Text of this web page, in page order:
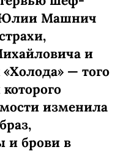
Юлии Машнич
и
— того
изменила
и брови в